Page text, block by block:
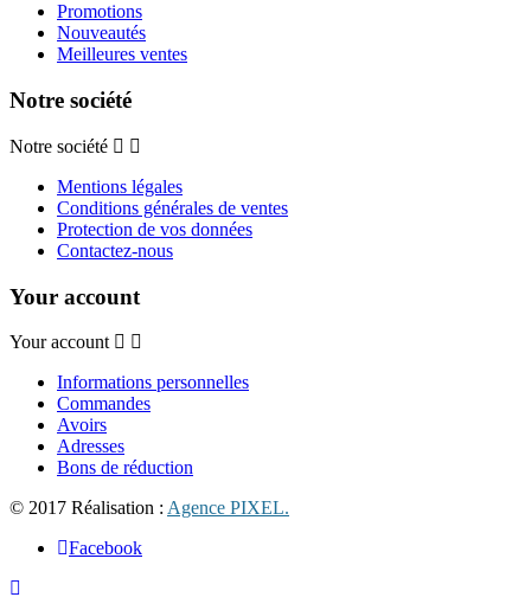
Promotions
Nouveautés
Meilleures ventes
Notre société
Notre société
Mentions légales
Conditions générales de ventes
Protection de vos données
Contactez-nous
Your account
Your account
Informations personnelles
Commandes
Avoirs
Adresses
Bons de réduction
© 2017 Réalisation : Agence PIXEL.
Facebook